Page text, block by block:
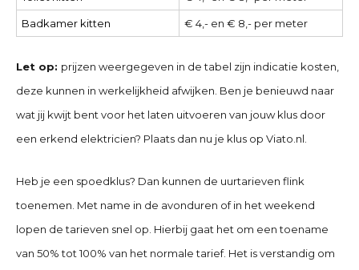
Badkamer kitten € 4,- en € 8,- per meter
Let op: prijzen weergegeven in de tabel zijn indicatie kosten,
deze kunnen in werkelijkheid afwijken. Ben je benieuwd naar
wat jij kwijt bent voor het laten uitvoeren van jouw klus door
een erkend elektricien? Plaats dan nu je klus op Viato.nl.
Heb je een spoedklus? Dan kunnen de uurtarieven flink
toenemen. Met name in de avonduren of in het weekend
lopen de tarieven snel op. Hierbij gaat het om een toename
van 50% tot 100% van het normale tarief. Het is verstandig om